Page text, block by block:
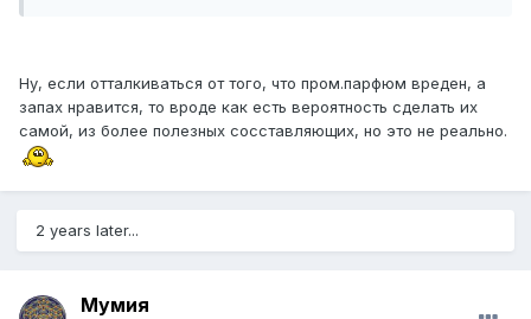
Ну, если отталкиваться от того, что пром.парфюм вреден, а
запах нравится, то вроде как есть вероятность сделать их
самой, из более полезных сосставляющих, но это не реально.
2 years later...
Мумия